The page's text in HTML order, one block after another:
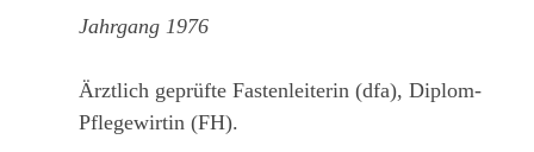
Jahrgang 1976
Ärztlich geprüfte Fastenleiterin (dfa), Diplom-
Pflegewirtin (FH).